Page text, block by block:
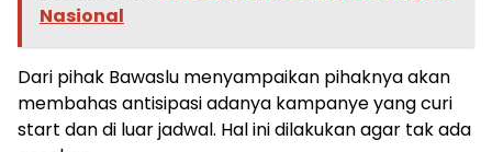
Nasional
Dari pihak Bawaslu menyampaikan pihaknya akan
membahas antisipasi adanya kampanye yang curi
start dan di luar jadwal. Hal ini dilakukan agar tak ada